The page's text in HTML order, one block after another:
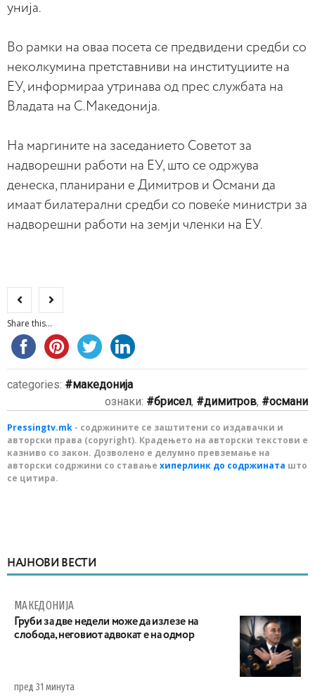
унија.
Во рамки на оваа посета се предвидени средби со
неколкумина претставниви на институциите на
ЕУ, информираа утринава од прес службата на
Владата на С.Македонија.
На маргините на заседанието Советот за
надворешни работи на ЕУ, што се одржува
денеска, планирани е Димитров и Османи да
имаат билатерални средби со повеќе министри за
надворешни работи на земји членки на ЕУ.
Share this...
categories:
македонија
ознаки:
брисел, димитров, османи
Pressingtv.mk - содржините се заштитени со издавачки и
авторски права (copyright). Крадењето на авторски текстови е
казниво со закон. Дозволено е делумно превземање на
авторски содржини со ставање хиперлинк до содржината што
се цитира.
НАЈНОВИ ВЕСТИ
МАКЕДОНИЈА
Груби за две недели може да излезе на
слобода, неговиот адвокат е на одмор
пред 31 минута